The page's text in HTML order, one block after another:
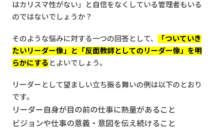
はカリスマ性がない」と自信をなくしている管理者もいる
のではないでしょうか？
そのような悩みに対する一つの回答として、
「ついていき
たいリーダー像」と「反面教師としてのリーダー像」を明
らかにする とよいでしょう。
リーダーとして望ましい立ち振る舞いの例は以下のとおり
です。
リーダー自身が目の前の仕事に熱量があること
ビジョンや仕事の意義・意図を伝え続けること